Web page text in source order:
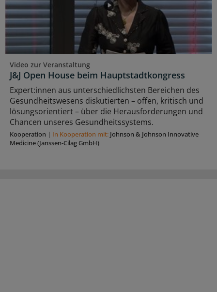
Video zur Veranstaltung
J&J Open House beim Hauptstadtkongress
Expert:innen aus unterschiedlichsten Bereichen des
Gesundheitswesens diskutierten – offen, kritisch und
lösungsorientiert – über die Herausforderungen und
Chancen unseres Gesundheitssystems.
Kooperation | In Kooperation mit: Johnson & Johnson Innovative
Medicine (Janssen-Cilag GmbH)